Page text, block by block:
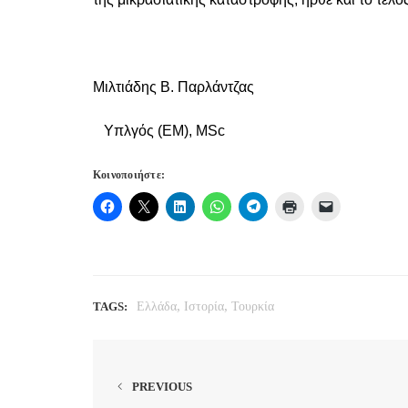
Μιλτιάδης Β. Παρλάντζας
Υπλγός (ΕΜ), MSc
Κοινοποιήστε:
TAGS: Ελλάδα, Ιστορία, Τουρκία
PREVIOUS